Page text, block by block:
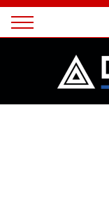
Magazine
Panneau de gestion